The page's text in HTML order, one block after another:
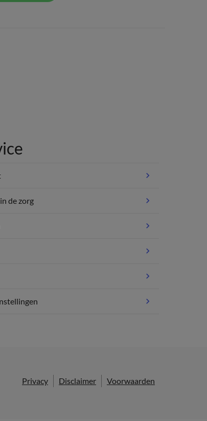
de zorg
Privacy Disclaimer Voorwaarden